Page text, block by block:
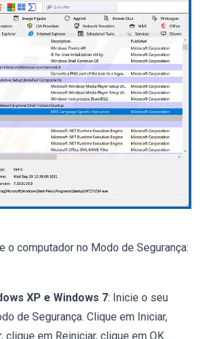
o computador no Modo de Segurança:
XP e Windows 7: Inicie o seu
de Segurança. Clique em Iniciar,
clique em Reiniciar, clique em OK.